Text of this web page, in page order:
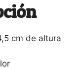
cm de altura